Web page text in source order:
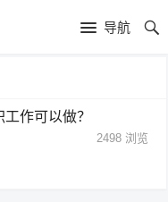
导航
作可以做？
2498浏览